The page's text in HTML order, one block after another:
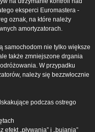
eksperci Euromastera -
oznak, na które należy
amortyzatorach.
samochodom nie tylko większe
także zmniejszone drgania
W przypadku
należy się bezzwłocznie
podczas ostrego
„pływania” i „bujania”